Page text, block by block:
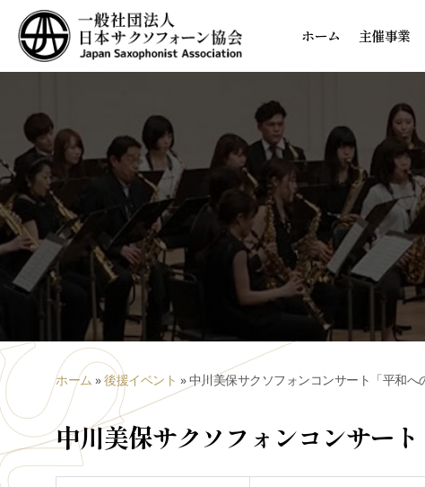
ホーム 主催事業
ホーム »後援イベント »中川美保サクソフォンコンサート「平和
中川美保サクソフォンコンサー